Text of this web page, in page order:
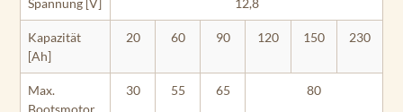
Spannung [V] 12,8
Kapazität
[Ah]
20 60 90 120 150 230
Max.
Bootsmotor
30 55 65 80